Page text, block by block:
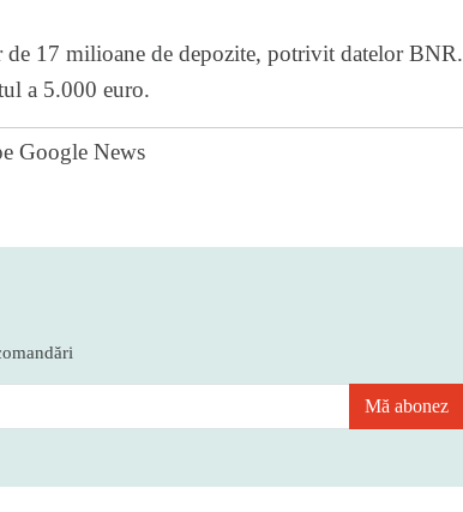
17 milioane de depozite, potrivit datelor BNR.
a 5.000 euro.
Google News
Mă abonez